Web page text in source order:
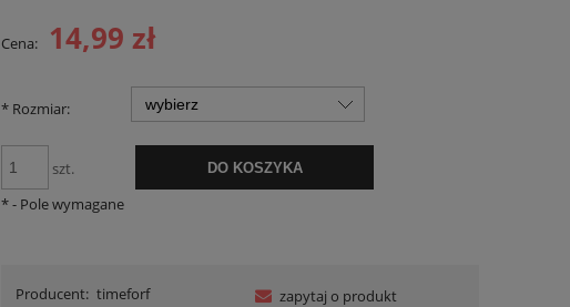
Cena: 14,99 zł
* Rozmiar:
szt. DO KOSZYKA
*- Pole wymagane
Producent: timeforf zapytaj o produkt